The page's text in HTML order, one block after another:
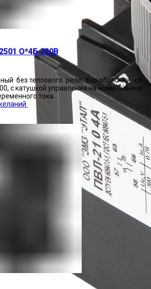
О*4Б 220В
без теплового реле, без оболочки, со
с катушкой управления на номинальное
тока.